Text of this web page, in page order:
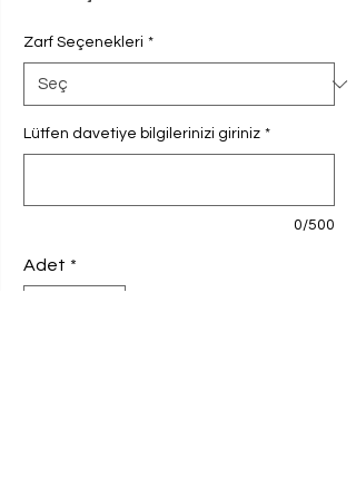
Zarf Seçenekleri *
Lütfen davetiye bilgilerinizi giriniz *
0/500
Adet *